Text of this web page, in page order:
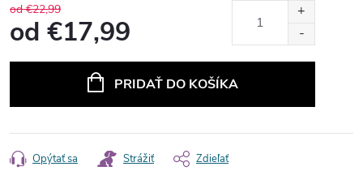
od €22,99
od €17,99
PRIDAŤ DO KOŠÍKA
Opýtať sa Strážiť Zdieľať